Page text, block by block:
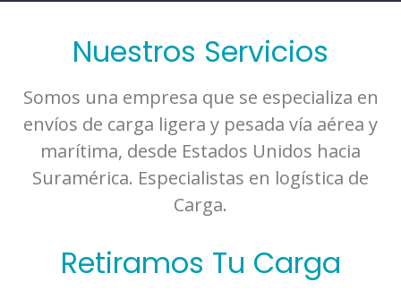
Nuestros Servicios
Somos una empresa que se especializa en
envíos de carga ligera y pesada vía aérea y
marítima, desde Estados Unidos hacia
Suramérica. Especialistas en logística de
Carga.
Retiramos Tu Carga